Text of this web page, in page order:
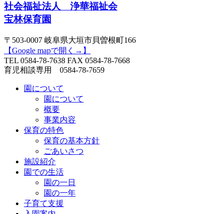
社会福祉法人 浄華福祉会
宝林保育園
〒503-0007 岐阜県大垣市貝曽根町166
【Google mapで開く→】
TEL 0584-78-7638 FAX 0584-78-7668
育児相談専用 0584-78-7659
園について
園について
概要
事業内容
保育の特色
保育の基本方針
ごあいさつ
施設紹介
園での生活
園の一日
園の一年
子育て支援